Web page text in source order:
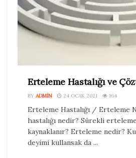
Erteleme Hastalığı ve
BY ADMIN 24 OCAK 2021 164
Erteleme Hastalığı / Erteleme
hastalığı nedir? Sürekli
kaynaklanır? Erteleme nedir?
deyimi kullansak da ...